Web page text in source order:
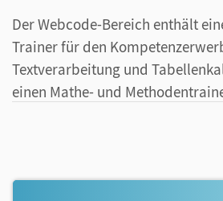
Der Webcode-Bereich enthält
Trainer für den
Textverarbeitung und
einen Mathe- und
die Anwendungen der